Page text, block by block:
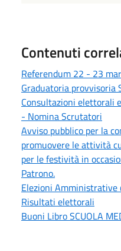
Contenuti
Referendum 22 - 23
Graduatoria provvisoria
Consultazioni elettorali
- Nomina Scrutatori
Avviso pubblico per la
promuovere le attività
per le festività in
Patrono.
Elezioni
Risultati elettorali
Buoni Libro SCUOLA